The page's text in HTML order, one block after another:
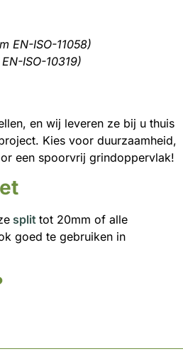
EN-ISO-11058)
ISO-10319)
en wij leveren ze bij u thuis
Kies voor duurzaamheid,
een spoorvrij grindoppervlak!
split tot 20mm of alle
goed te gebruiken in